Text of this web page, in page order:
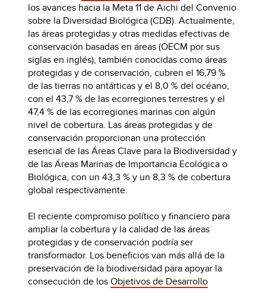
los avances hacia la Meta 11 de Aichi del Convenio
sobre la Diversidad Biológica (CDB). Actualmente,
las áreas protegidas y otras medidas efectivas de
conservación basadas en áreas (OECM por sus
siglas en inglés), también conocidas como áreas
protegidas y de conservación, cubren el 16,79 %
de las tierras no antárticas y el 8,0 % del océano,
con el 43,7 % de las ecorregiones terrestres y el
47,4 % de las ecorregiones marinas con algún
nivel de cobertura. Las áreas protegidas y de
conservación proporcionan una protección
esencial de las Áreas Clave para la Biodiversidad y
de las Áreas Marinas de Importancia Ecológica o
Biológica, con un 43,3 % y un 8,3 % de cobertura
global respectivamente.
El reciente compromiso político y financiero para
ampliar la cobertura y la calidad de las áreas
protegidas y de conservación podría ser
transformador. Los beneficios van más allá de la
preservación de la biodiversidad para apoyar la
consecución de losObjetivos de Desarrollo